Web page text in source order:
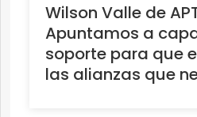
Wilson Valle de
Apuntamos a
soporte para que
las alianzas que